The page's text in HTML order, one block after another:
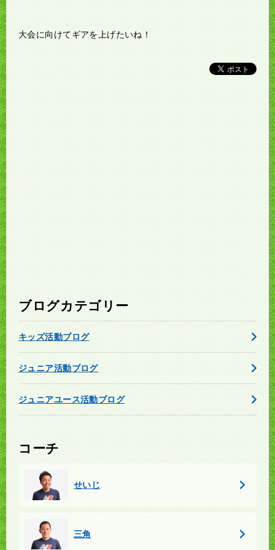
大会に向けてギアを上げたいね！
ブログカテゴリー
キッズ活動ブログ
ジュニア活動ブログ
ジュニアユース活動ブログ
コーチ
せいじ
三角